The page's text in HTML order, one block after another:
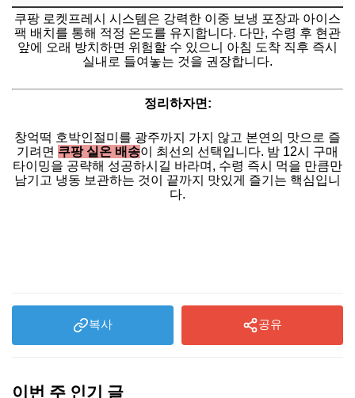
쿠팡 로켓프레시 시스템은 강력한 이중 보냉 포장과 아이스
팩 배치를 통해 적정 온도를 유지합니다. 다만, 수령 후 현관
앞에 오래 방치하면 위험할 수 있으니 아침 도착 직후 즉시
실내로 들여놓는 것을 권장합니다.
정리하자면:
창억떡 호박인절미를 광주까지 가지 않고 본연의 맛으로 즐
기려면 쿠팡 실온 배송이 최선의 선택입니다. 밤 12시 구매
타이밍을 공략해 성공하시길 바라며, 수령 즉시 먹을 만큼만
남기고 냉동 보관하는 것이 끝까지 맛있게 즐기는 핵심입니
다.
복사 공유
이번 주 인기 글